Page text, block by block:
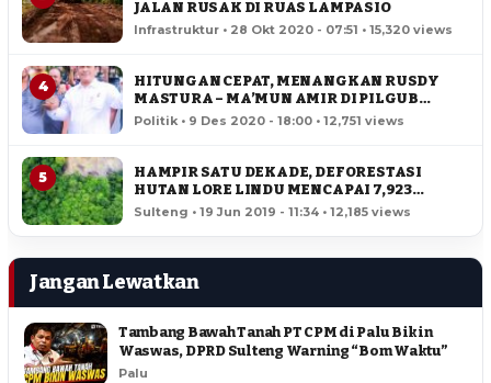
JALAN RUSAK DI RUAS LAMPASIO
Infrastruktur • 28 Okt 2020 - 07:51 • 15,320 views
4
HITUNGAN CEPAT, MENANGKAN RUSDY
MASTURA – MA’MUN AMIR DI PILGUB
SULTENG
Politik • 9 Des 2020 - 18:00 • 12,751 views
5
HAMPIR SATU DEKADE, DEFORESTASI
HUTAN LORE LINDU MENCAPAI 7,923
HEKTAR
Sulteng • 19 Jun 2019 - 11:34 • 12,185 views
Jangan Lewatkan
Tambang Bawah Tanah PT CPM di Palu Bikin
Waswas, DPRD Sulteng Warning “Bom Waktu”
Palu